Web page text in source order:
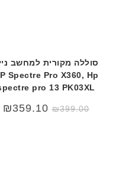
סוללה מקורית למחשב
Spectre Pro X360, Hp
pro 13 PK03XL
₪399.00
₪359.10